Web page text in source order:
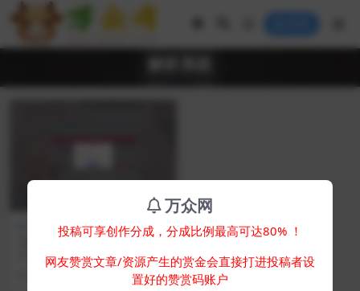
其他源码
二次元聚合短视频解析系统_带
卡密验证
简介： 二次元聚合短视频解析系统_
带卡密验证 在此基础还有一个卡密
0
万众网
投稿可享创作分成，分成比例最高可达80% ！
网友赞赏文章/资源产生的赏金会直接打进投稿者设
置好的赞赏码账户